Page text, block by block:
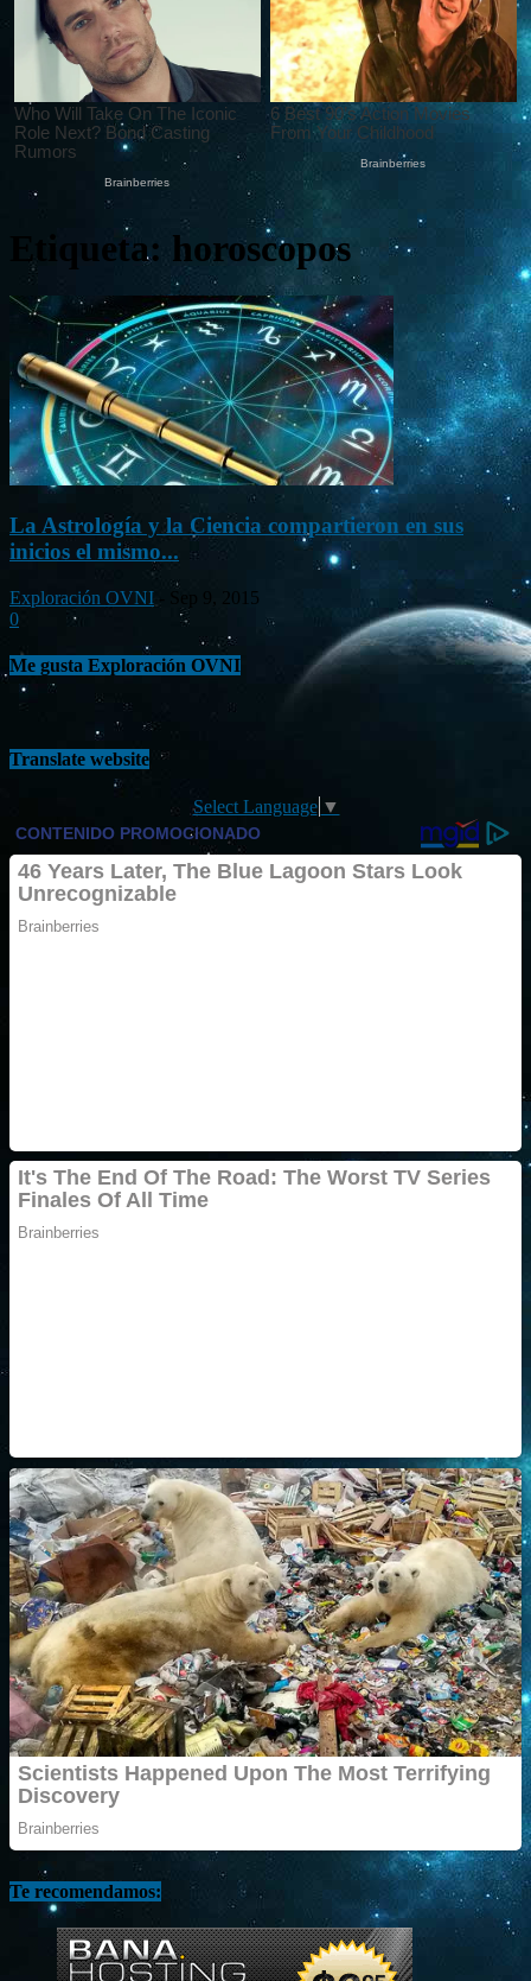
Etiqueta: horoscopos
La Astrología y la Ciencia compartieron en sus
inicios el mismo...
Exploración OVNI
Sep 9, 2015
0
Me gusta Exploración OVNI
Translate website
Select Language ▼
Te recomendamos: